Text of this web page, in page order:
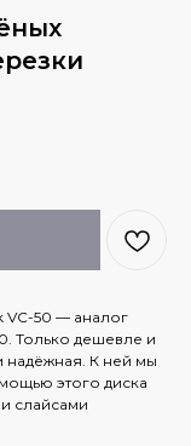
50 — аналог
Только дешевле и
надёжная. К ней мы
этого диска
слайсами